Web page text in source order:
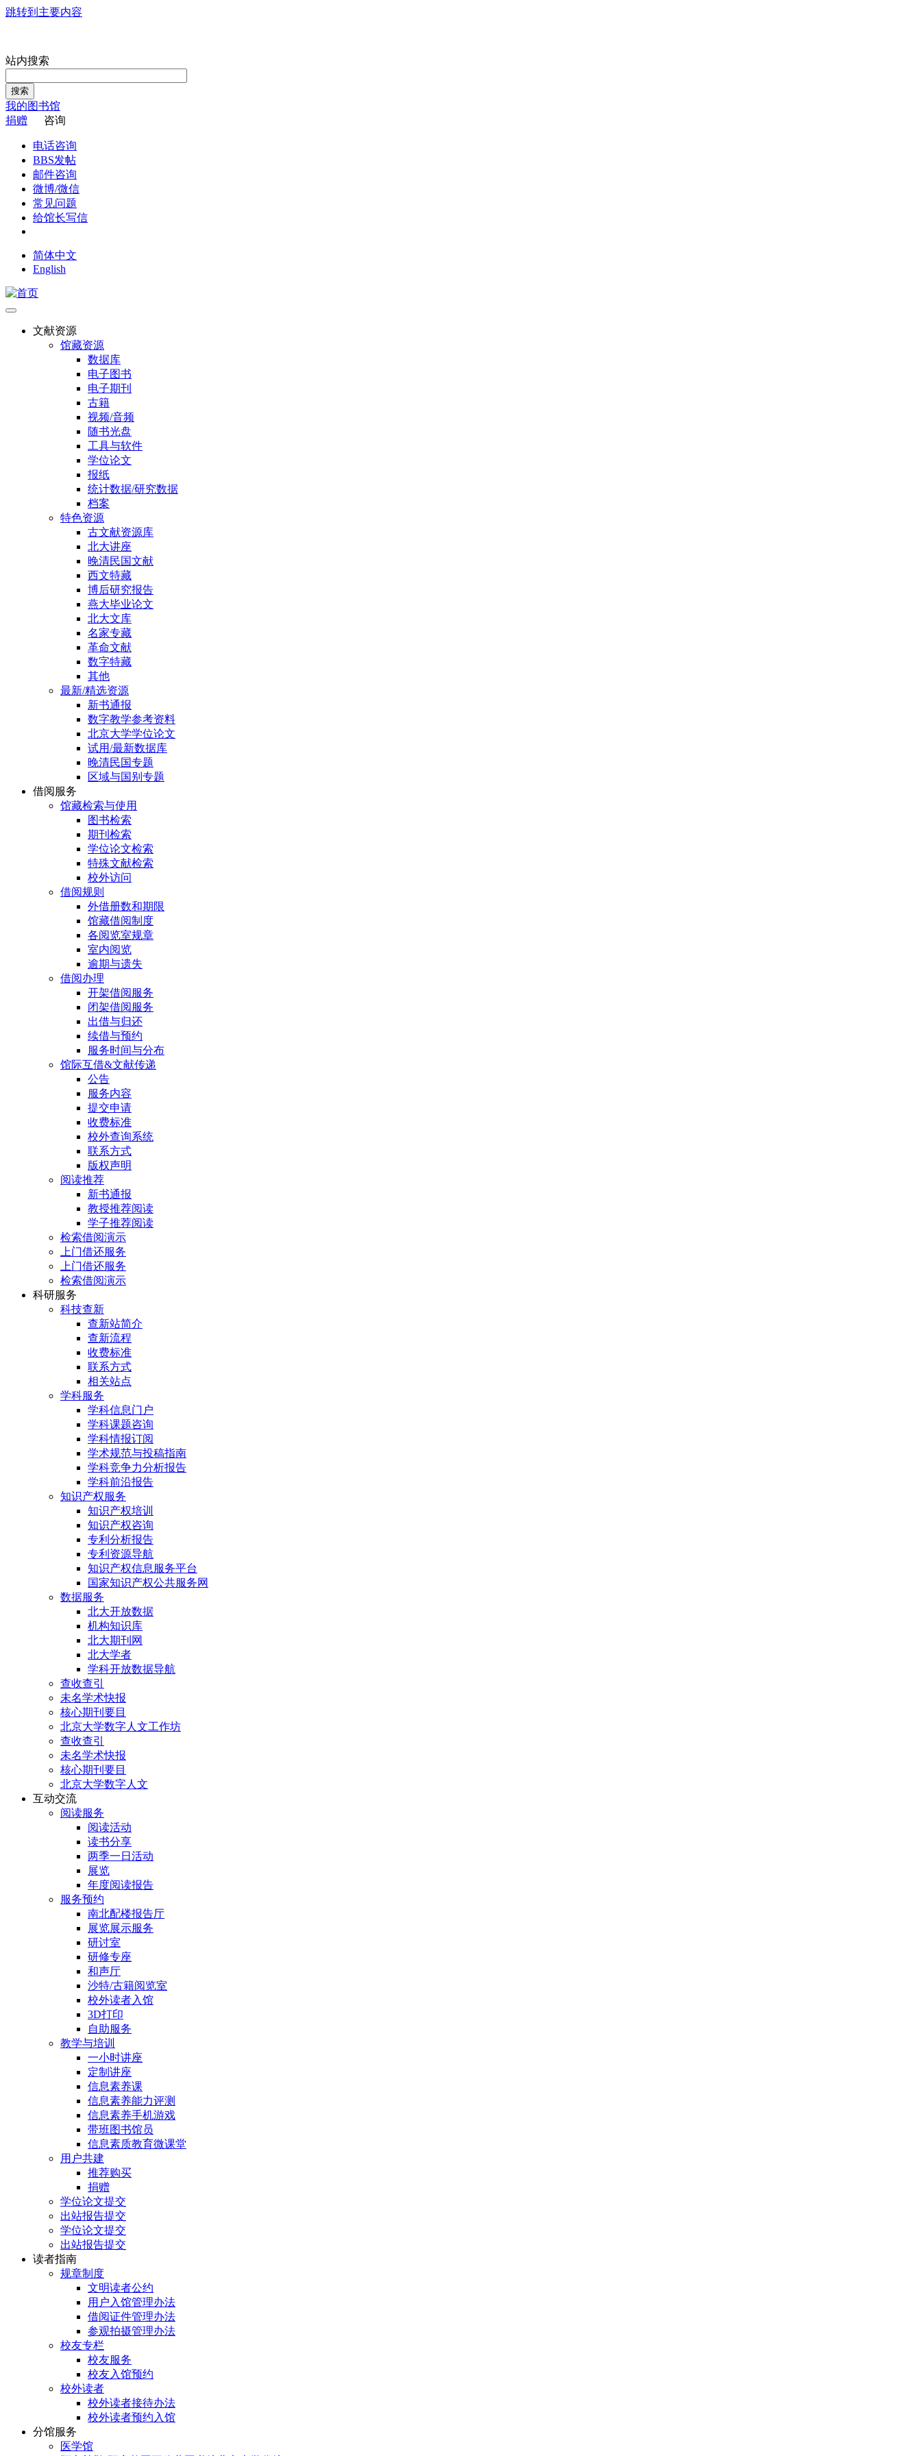
跳转到主要内容
站内搜索
搜索
我的图书馆
捐赠
咨询
电话咨询
BBS发帖
邮件咨询
微博/微信
常见问题
给馆长写信
简体中文
English
文献资源
馆藏资源
数据库
电子图书
电子期刊
古籍
视频/音频
随书光盘
工具与软件
学位论文
报纸
统计数据/研究数据
档案
特色资源
古文献资源库
北大讲座
晚清民国文献
西文特藏
博后研究报告
燕大毕业论文
北大文库
名家专藏
革命文献
数字特藏
其他
最新/精选资源
新书通报
数字教学参考资料
北京大学学位论文
试用/最新数据库
晚清民国专题
区域与国别专题
借阅服务
馆藏检索与使用
图书检索
期刊检索
学位论文检索
特殊文献检索
校外访问
借阅规则
外借册数和期限
馆藏借阅制度
各阅览室规章
室内阅览
逾期与遗失
借阅办理
开架借阅服务
闭架借阅服务
出借与归还
续借与预约
服务时间与分布
馆际互借&文献传递
公告
服务内容
提交申请
收费标准
校外查询系统
联系方式
版权声明
阅读推荐
新书通报
教授推荐阅读
学子推荐阅读
检索借阅演示
上门借还服务
上门借还服务
检索借阅演示
科研服务
科技查新
查新站简介
查新流程
收费标准
联系方式
相关站点
学科服务
学科信息门户
学科课题咨询
学科情报订阅
学术规范与投稿指南
学科竞争力分析报告
学科前沿报告
知识产权服务
知识产权培训
知识产权咨询
专利分析报告
专利资源导航
知识产权信息服务平台
国家知识产权公共服务网
数据服务
北大开放数据
机构知识库
北大期刊网
北大学者
学科开放数据导航
查收查引
未名学术快报
核心期刊要目
北京大学数字人文工作坊
查收查引
未名学术快报
核心期刊要目
北京大学数字人文
互动交流
阅读服务
阅读活动
读书分享
两季一日活动
展览
年度阅读报告
服务预约
南北配楼报告厅
展览展示服务
研讨室
研修专座
和声厅
沙特/古籍阅览室
校外读者入馆
3D打印
自助服务
教学与培训
一小时讲座
定制讲座
信息素养课
信息素养能力评测
信息素养手机游戏
带班图书馆员
信息素质教育微课堂
用户共建
推荐购买
捐赠
学位论文提交
出站报告提交
学位论文提交
出站报告提交
读者指南
规章制度
文明读者公约
用户入馆管理办法
借阅证件管理办法
参观拍摄管理办法
校友专栏
校友服务
校友入馆预约
校外读者
校外读者接待办法
校外读者预约入馆
分馆服务
医学馆